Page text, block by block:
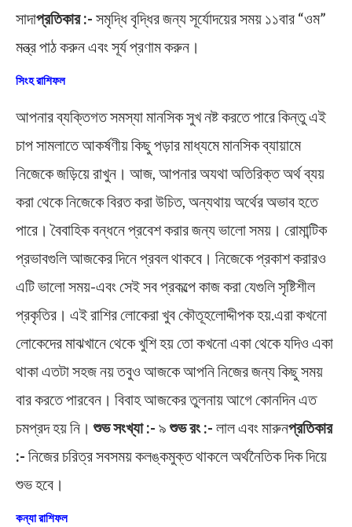
সাদাপ্রতিকার :- সমৃদ্ধি বৃদ্ধির জন্য সূর্যোদয়ের সময় ১১বার “ওম”
মন্ত্র পাঠ করুন এবং সূর্য প্রণাম করুন।
সিংহ রাশিফল
আপনার ব্যক্তিগত সমস্যা মানসিক সুখ নষ্ট করতে পারে কিন্তু এই
চাপ সামলাতে আকর্ষণীয় কিছু পড়ার মাধ্যমে মানসিক ব্যায়ামে
নিজেকে জড়িয়ে রাখুন। আজ, আপনার অযথা অতিরিক্ত অর্থ ব্যয়
করা থেকে নিজেকে বিরত করা উচিত, অন্যথায় অর্থের অভাব হতে
পারে। বৈবাহিক বন্ধনে প্রবেশ করার জন্য ভালো সময়। রোমান্টিক
প্রভাবগুলি আজকের দিনে প্রবল থাকবে। নিজেকে প্রকাশ করারও
এটি ভালো সময়-এবং সেই সব প্রকল্পে কাজ করা যেগুলি সৃষ্টিশীল
প্রকৃতির। এই রাশির লোকেরা খুব কৌতূহলোদ্দীপক হয়.এরা কখনো
লোকেদের মাঝখানে থেকে খুশি হয় তো কখনো একা থেকে যদিও একা
থাকা এতটা সহজ নয় তবুও আজকে আপনি নিজের জন্য কিছু সময়
বার করতে পারবেন। বিবাহ আজকের তুলনায় আগে কোনদিন এত
চমপ্রদ হয় নি।শুভ সংখ্যা :- ৯শুভ রং :- লাল এবং মারুনপ্রতিকার
:- নিজের চরিত্র সবসময় কলঙ্কমুক্ত থাকলে অর্থনৈতিক দিক দিয়ে
শুভ হবে।
কন্যা রাশিফল